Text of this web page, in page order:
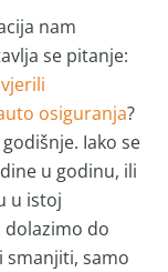
nam
se pitanje:
osiguranja?
Iako se
u godinu, ili
u istoj
dolazimo do
smanjiti, samo